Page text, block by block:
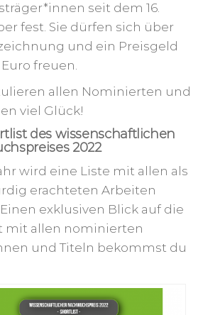
seit dem 16.
fest. Sie dürfen sich über
und ein Preisgeld
freuen.
allen Nominierten und
viel Glück!
des wissenschaftlichen
2022
wird eine Liste mit allen als
erachteten Arbeiten
exklusiven Blick auf die
mit allen nominierten
und Titeln bekommst du